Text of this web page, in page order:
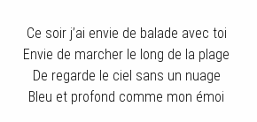
Ce soir j’ai envie de balade avec toi
Envie de marcher le long de la plage
De regarde le ciel sans un nuage
Bleu et profond comme mon émoi